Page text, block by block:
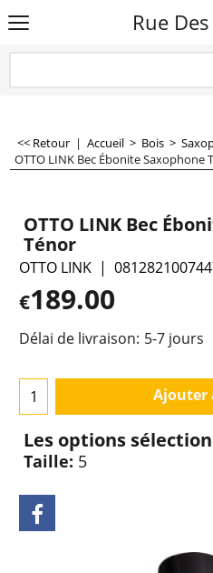
Rue
<< Retour | Accueil > Bois >
OTTO LINK Bec Ébonite Saxophone
OTTO LINK Bec
Ténor
OTTO LINK
€189.00
Délai de livraison: 5-7 jours
Ajouter
Les options
Taille: 5